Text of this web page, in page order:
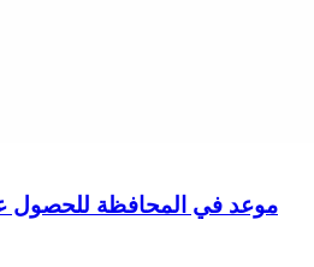
موعد في المحافظة للحصول